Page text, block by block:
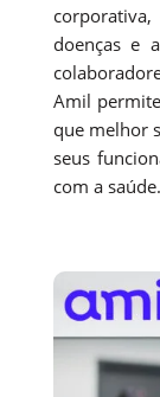
doenças e
Amil
que melhor
seus
com a saúde.